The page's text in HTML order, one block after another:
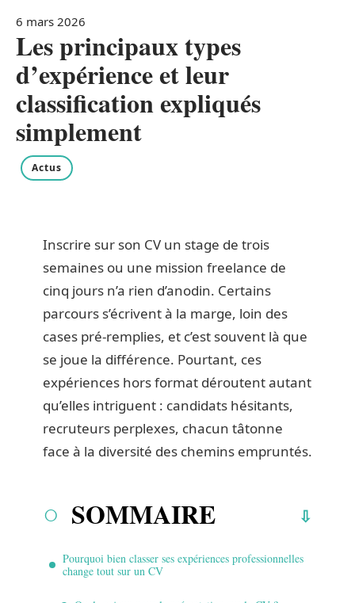
6 mars 2026
Les principaux types
d’expérience et leur
classification expliqués
simplement
Actus
Inscrire sur son CV un stage de trois
semaines ou une mission freelance de
cinq jours n’a rien d’anodin. Certains
parcours s’écrivent à la marge, loin des
cases pré-remplies, et c’est souvent là que
se joue la différence. Pourtant, ces
expériences hors format déroutent autant
qu’elles intriguent : candidats hésitants,
recruteurs perplexes, chacun tâtonne
face à la diversité des chemins empruntés.
SOMMAIRE
Pourquoi bien classer ses expériences professionnelles
change tout sur un CV